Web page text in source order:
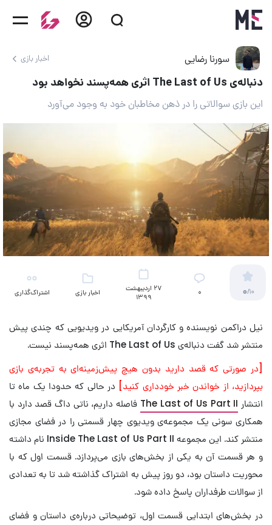
سورنا رضایی اخبار بازی
دنباله‌ی The Last of Us اثری همه‌پسند نخواهد بود
این بازی سوالاتی را در ذهن مخاطبان خود به وجود می‌آورد
0/10 ۰
27 اردیبهشت
1399
اخبار بازی اشتراک‌گذاری
نیل دراکمن نویسنده و کارگردان آمریکایی در ویدیویی که چندی پیش
منتشر شد گفت دنباله‌ی The Last of Us اثری همه‌پسند نیست.
[در صورتی که قصد دارید بدون هیچ پیش‌زمینه‌ای به تجربه‌ی بازی
بپردازید، از خواندن خبر خودداری کنید]
در حالی که حدودا یک ماه تا
انتشار The Last of Us Part II فاصله داریم، ناتی داگ قصد دارد با
همکاری سونی یک مجموعه‌ی ویدیوی چهار قسمتی را در فضای مجازی
منتشر کند. این مجموعه Inside The Last of Us Part II نام داشته
و هر قسمت آن به یکی از بخش‌های بازی می‌پردازد. قسمت اول که با
محوریت داستان بود، دو روز پیش به اشتراک گذاشته شد تا به تعدادی
از سوالات طرفداران پاسخ داده شود.
در بخش‌های ابتدایی قسمت اول، توضیحاتی درباره‌ی داستان و فضای